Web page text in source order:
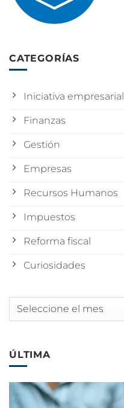
CATEGORÍAS
Iniciativa empresarial
Finanzas
Gestión
Empresas
Recursos Humanos
Impuestos
Reforma fiscal
Curiosidades
Archivos
ÚLTIMA